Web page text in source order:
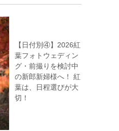
【日付別④】2026紅
葉フォトウェディン
グ・前撮りを検討中
の新郎新婦様へ！ 紅
葉は、日程選びが大
切！